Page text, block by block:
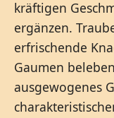
kräftigen
ergänzen.
erfrischende
Gaumen
ausgewogenes